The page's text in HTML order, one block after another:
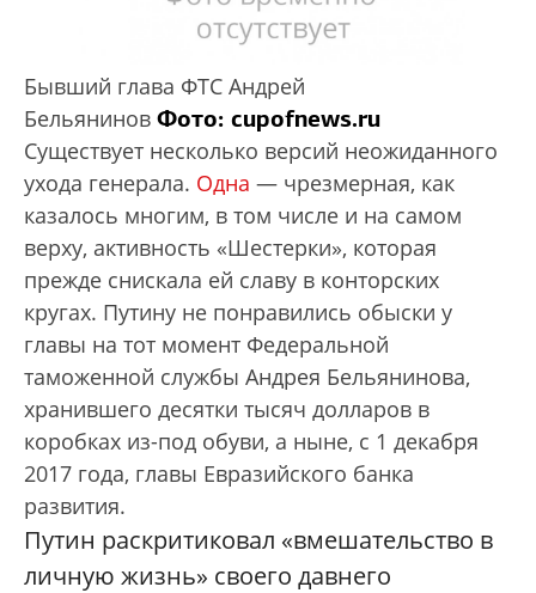
Бывший глава ФТС Андрей
Бельянинов Фото: cupofnews.ru
Существует несколько версий неожиданного
ухода генерала. Одна — чрезмерная, как
казалось многим, в том числе и на самом
верху, активность «Шестерки», которая
прежде снискала ей славу в конторских
кругах. Путину не понравились обыски у
главы на тот момент Федеральной
таможенной службы Андрея Бельянинова,
хранившего десятки тысяч долларов в
коробках из-под обуви, а ныне, с 1 декабря
2017 года, главы Евразийского банка
развития.
Путин раскритиковал «вмешательство в
личную жизнь» своего давнего